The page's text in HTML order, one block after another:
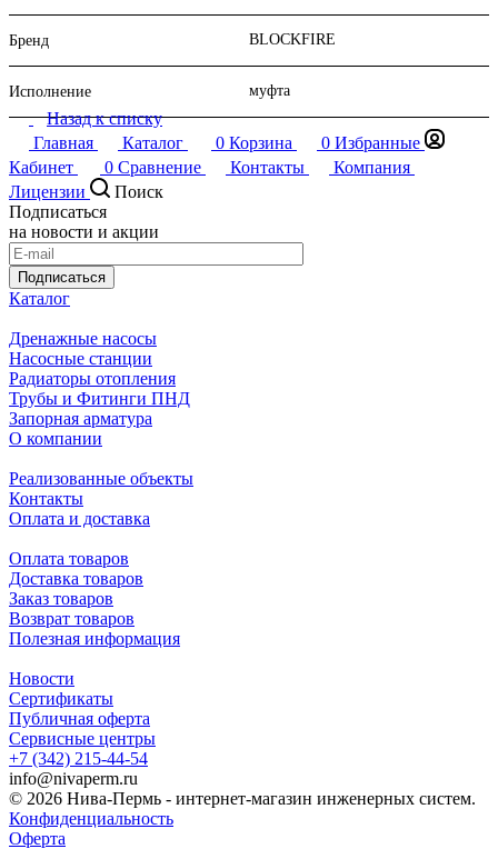
Бренд BLOCKFIRE
Исполнение муфта
Назад к списку
Главная
Каталог 0 Корзина 0 Избранные
Кабинет
0 Сравнение Контакты
Компания
Лицензии
Поиск
Подписаться
на новости и акции
Подписаться
Каталог
Дренажные насосы
Насосные станции
Радиаторы отопления
Трубы и Фитинги ПНД
Запорная арматура
О компании
Реализованные объекты
Контакты
Оплата и доставка
Оплата товаров
Доставка товаров
Заказ товаров
Возврат товаров
Полезная информация
Новости
Сертификаты
Публичная оферта
Сервисные центры
+7 (342) 215-44-54
info@nivaperm.ru
© 2026 Нива-Пермь - интернет-магазин инженерных систем.
Конфиденциальность
Оферта